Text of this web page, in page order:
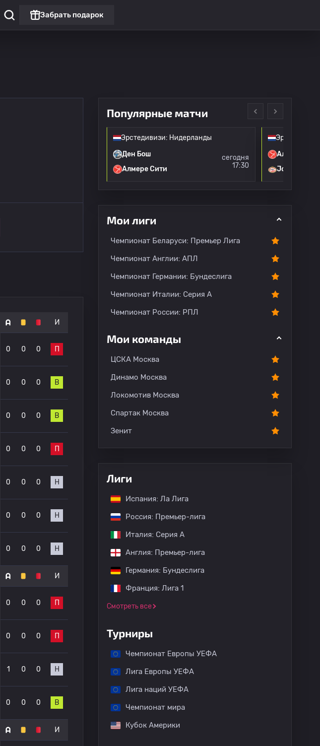
Забрать подарок
И
0 0 0 П
0 0 0 В
0 0 0 В
0 0 0 П
0 0 0 Н
0 0 0 Н
0 0 0 Н
И
0 0 0 П
0 0 0 П
1 0 0 Н
0 0 0 В
И
Популярные матчи
Эрстедивизи: Нидерланды
Ден Бош
Алмере Сити
сегодня
17:30
Алмере
Jong PSV
Мои лиги
Чемпионат Беларуси: Премьер Лига
Чемпионат Англии: АПЛ
Чемпионат Германии: Бундеслига
Чемпионат Италии: Серия А
Чемпионат России: РПЛ
Мои команды
ЦСКА Москва
Динамо Москва
Локомотив Москва
Спартак Москва
Зенит
Лиги
Испания: Ла Лига
Россия: Премьер-лига
Италия: Серия А
Англия: Премьер-лига
Германия: Бундеслига
Франция: Лига 1
Смотреть все
Турниры
Чемпионат Европы УЕФА
Лига Европы УЕФА
Лига наций УЕФА
Чемпионат мира
Кубок Америки